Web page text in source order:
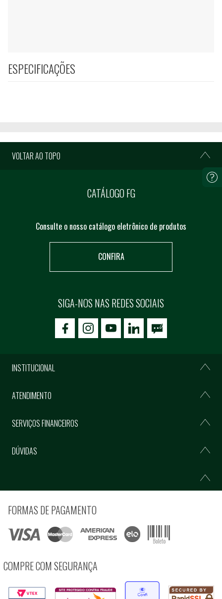
ESPECIFICAÇÕES
VOLTAR AO TOPO
CATÁLOGO FG
Consulte o nosso catálogo eletrônico de produtos
CONFIRA
SIGA-NOS NAS REDES SOCIAIS
icon-facebookicon-social02icon-social03
INSTITUCIONAL
ATENDIMENTO
SERVIÇOS FINANCEIROS
DÚVIDAS
FORMAS DE PAGAMENTO
COMPRE COM SEGURANÇA